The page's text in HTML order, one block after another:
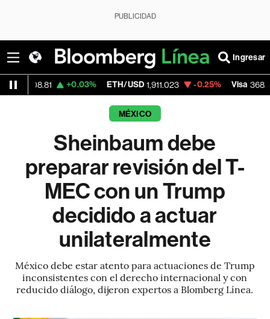
PUBLICIDAD
Ingresar
+0.03% ETH/USD 1,911.023 -0.25% Visa 368.54 -
MÉXICO
Sheinbaum debe
preparar revisión del T-
MEC con un Trump
decidido a actuar
unilateralmente
México debe estar atento para actuaciones de Trump
inconsistentes con el derecho internacional y con
reducido diálogo, dijeron expertos a Blomberg Línea.